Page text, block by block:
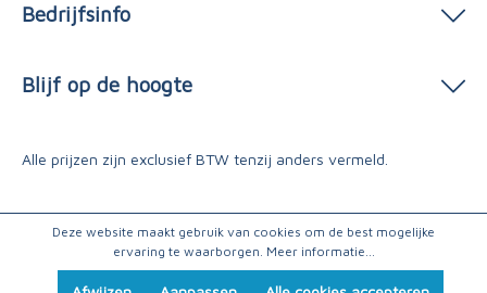
Bedrijfsinfo
Blijf op de hoogte
Alle prijzen zijn exclusief BTW tenzij anders vermeld.
Deze website maakt gebruik van cookies om de best mogelijke
ervaring te waarborgen. Meer informatie...